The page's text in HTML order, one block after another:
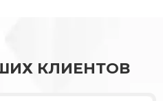
КЛИЕНТОВ